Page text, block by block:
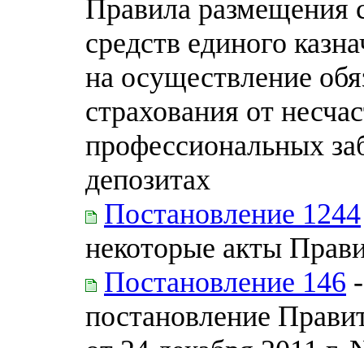
Правила размещения
средств единого
на осуществление
страхования от
профессиональных
депозитах
Постановление 1244
некоторые акты
Постановление 146
постановление